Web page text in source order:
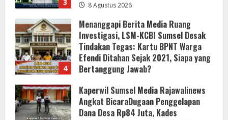
4 Bertanggung Jawab?
5
Kaperwil Sumsel Media Rajawalinews
Angkat BicaraDugaan Penggelapan
Dana Desa Rp84 Juta, Kades
Argomulyo Belitang Jaya Hilang 3
Bulan Bawa Anggaran Pembangunan
Bupati Buol Resmi Buka Muscab III
Partai PPP di Hotel Sri Utami Kulango.